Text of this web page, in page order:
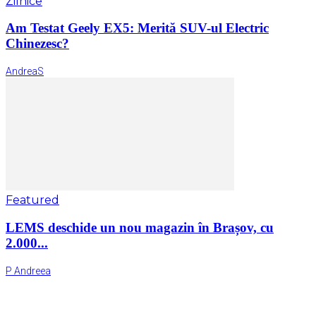
Am Testat Geely EX5: Merită SUV-ul Electric
Chinezesc?
AndreaS
Featured
LEMS deschide un nou magazin în Brașov, cu
2.000...
P Andreea